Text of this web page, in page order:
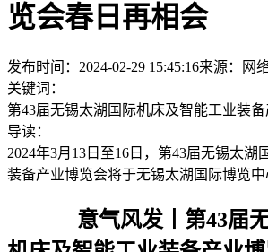
览会春日再相会
发布时间：2024-02-29 15:45:16来源：网
关键词：
第43届无锡太湖国际机床及智能工业装
导读：
2024年3月13日至16日，第43届无锡太湖
装备产业博览会将于无锡太湖国际博览
意气风发丨第43届无